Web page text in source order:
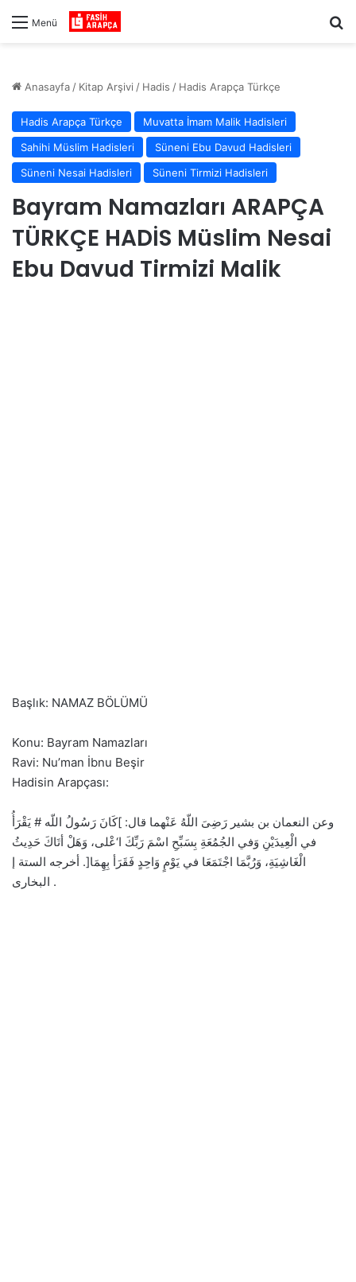
Menü
Anasayfa / Kitap Arşivi / Hadis / Hadis Arapça Türkçe
Hadis Arapça Türkçe
Muvatta İmam Malik Hadisleri
Sahihi Müslim Hadisleri
Süneni Ebu Davud Hadisleri
Süneni Nesai Hadisleri
Süneni Tirmizi Hadisleri
Bayram Namazları ARAPÇA
TÜRKÇE HADİS Müslim Nesai
Ebu Davud Tirmizi Malik
Başlık: NAMAZ BÖLÜMÜ
Konu: Bayram Namazları
Ravi: Nu’man İbnu Beşir
Hadisin Arapçası:
وعن النعمان بن بشير رَضِىَ اللّهُ عَنْهما قال: ]كَانَ رَسُولُ اللّه # يَقْرَأُ
في الْعِيدَيْنِ وَفي الجُمُعَةِ بِسَبِّحِ اسْمَ رَبِّكَ ا‘عْلى، وَهَلْ أتَاكَ حَدِيثُ
الْغَاشِيَةِ، وَرُبَّمَا اجْتَمَعَا في يَوْمٍ وَاحِدٍ فَقَرَأ بِهِمَا[. أخرجه الستة إ
البخارى .